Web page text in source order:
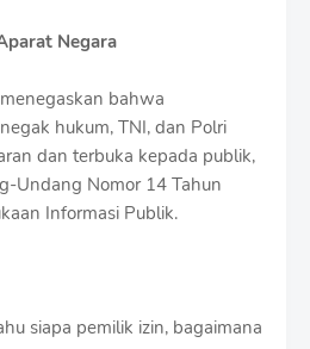
Negara
bahwa
hukum, TNI, dan Polri
dan terbuka kepada publik,
Undang Nomor 14 Tahun
Informasi Publik.
siapa pemilik izin, bagaimana